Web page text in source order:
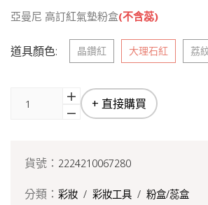
亞曼尼 高訂紅氣墊粉盒(不含蕊)
道具顏色: 晶鑽紅 大理石紅 荔
+ 直接購買
貨號： 2224210067280
分類： 彩妝 / 彩妝工具 / 粉盒/蕊盒